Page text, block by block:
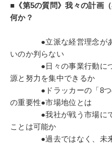
■《第5の質問》我々の計画
何か？
●立派な経営理念があり
いのか判らない
●日々の事業行動につ
源と努力を集中できるか
●ドラッカーの「8つの
の重要性●市場地位とは
●我社が戦う市場にて、
ことは可能か
●過去ではなく、未来